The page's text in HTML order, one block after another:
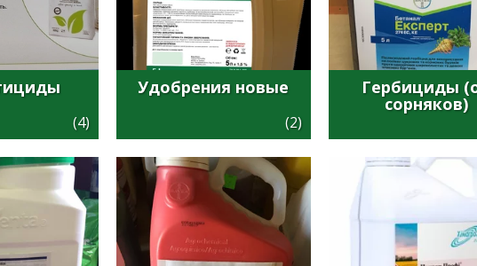
(4)
Удобрения новые
(2)
Гербициды
сорняков)